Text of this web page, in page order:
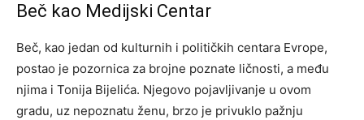
Beč kao Medijski Centar
Beč, kao jedan od kulturnih i političkih centara Evrope,
postao je pozornica za brojne poznate ličnosti, a među
njima i Tonija Bijelića. Njegovo pojavljivanje u ovom
gradu, uz nepoznatu ženu, brzo je privuklo pažnju